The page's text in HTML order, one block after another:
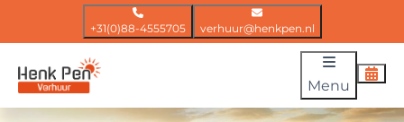
+31(0)88-4555705 verhuur@henkpen.nl
Menu